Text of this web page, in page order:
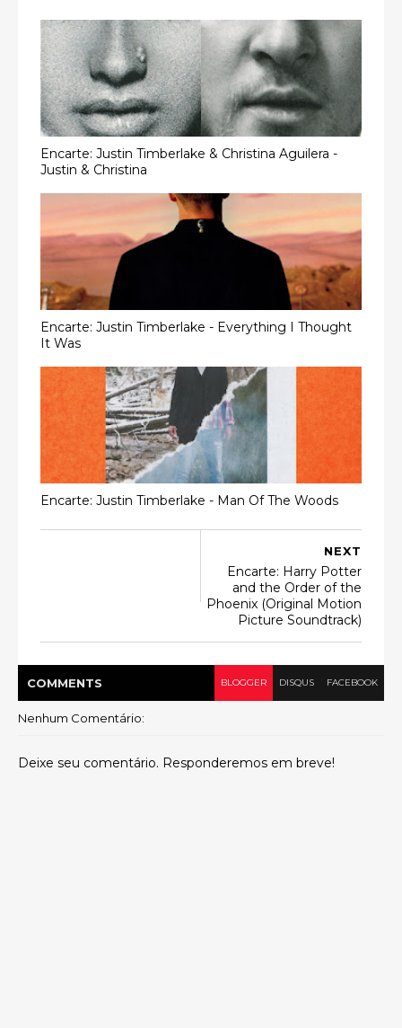
Encarte: Justin Timberlake & Christina Aguilera -
Justin & Christina
Encarte: Justin Timberlake - Everything I Thought
It Was
Encarte: Justin Timberlake - Man Of The Woods
NEXT
Encarte: Harry Potter
and the Order of the
Phoenix (Original Motion
Picture Soundtrack)
COMMENTS BLOGGER DISQUS FACEBOOK
Nenhum Comentário:
Deixe seu comentário. Responderemos em breve!